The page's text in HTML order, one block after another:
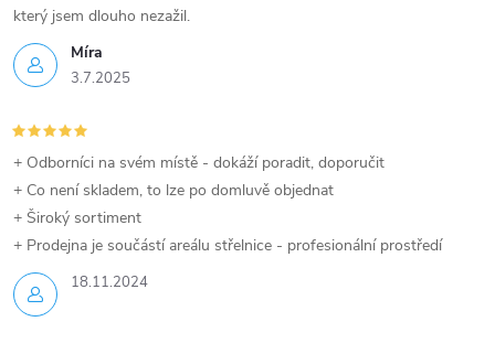
Míra
3.7.2025
který jsem dlouho nezažil.
18.11.2024
+ Odborníci na svém místě - dokáží poradit, doporučit
+ Co není skladem, to lze po domluvě objednat
+ Široký sortiment
+ Prodejna je součástí areálu střelnice - profesionální prostředí